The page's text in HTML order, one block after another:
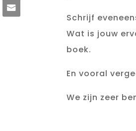
Schrijf
Wat is jouw
boek.
En vooral
We zijn zeer